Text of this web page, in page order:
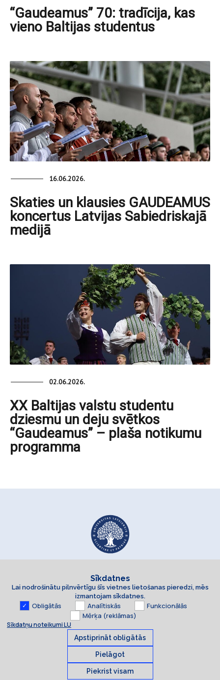
“Gaudeamus” 70: tradīcija, kas
vieno Baltijas studentus
16.06.2026.
Skaties un klausies GAUDEAMUS
koncertus Latvijas Sabiedriskajā
medijā
02.06.2026.
XX Baltijas valstu studentu
dziesmu un deju svētkos
“Gaudeamus” – plaša notikumu
programma
Sīkdatnes
Lai nodrošinātu pilnvērtīgu šīs vietnes lietošanas pieredzi, mēs
izmantojam sīkdatnes.
Obligātās Analītiskās
Funkcionālās
Mērķa (reklāmas)
Sīkdatņu noteikumi LU
Apstiprināt obligātās
Pielāgot
Piekrist visam